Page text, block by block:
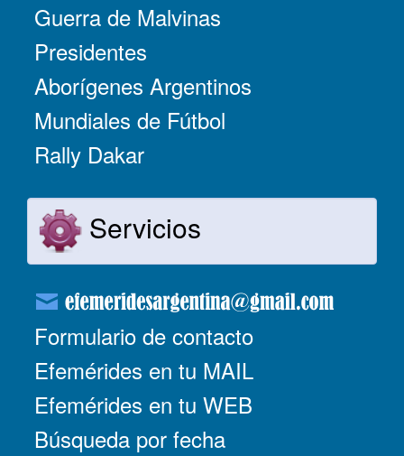
Guerra de Malvinas
Presidentes
Aborígenes Argentinos
Mundiales de Fútbol
Rally Dakar
Servicios
Formulario de contacto
Efemérides en tu MAIL
Efemérides en tu WEB
Búsqueda por fecha